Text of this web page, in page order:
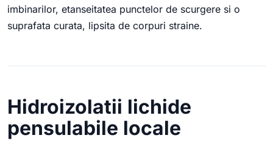
imbinarilor, etanseitatea punctelor de scurgere si o
suprafata curata, lipsita de corpuri straine.
Hidroizolatii lichide
pensulabile locale